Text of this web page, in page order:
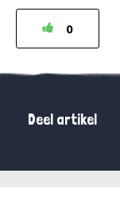
0
Deel artikel